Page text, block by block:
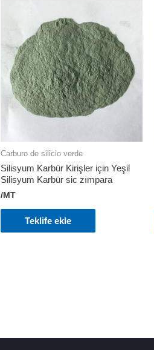
Carburo de silicio verde
Silisyum Karbür Kirişler için Yeşil
Silisyum Karbür sic zımpara
/MT
Teklife ekle